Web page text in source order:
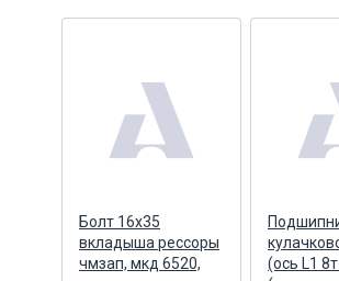
Болт 16х35
вкладыша рессоры
чмзап, мкд 6520,
(ось L1